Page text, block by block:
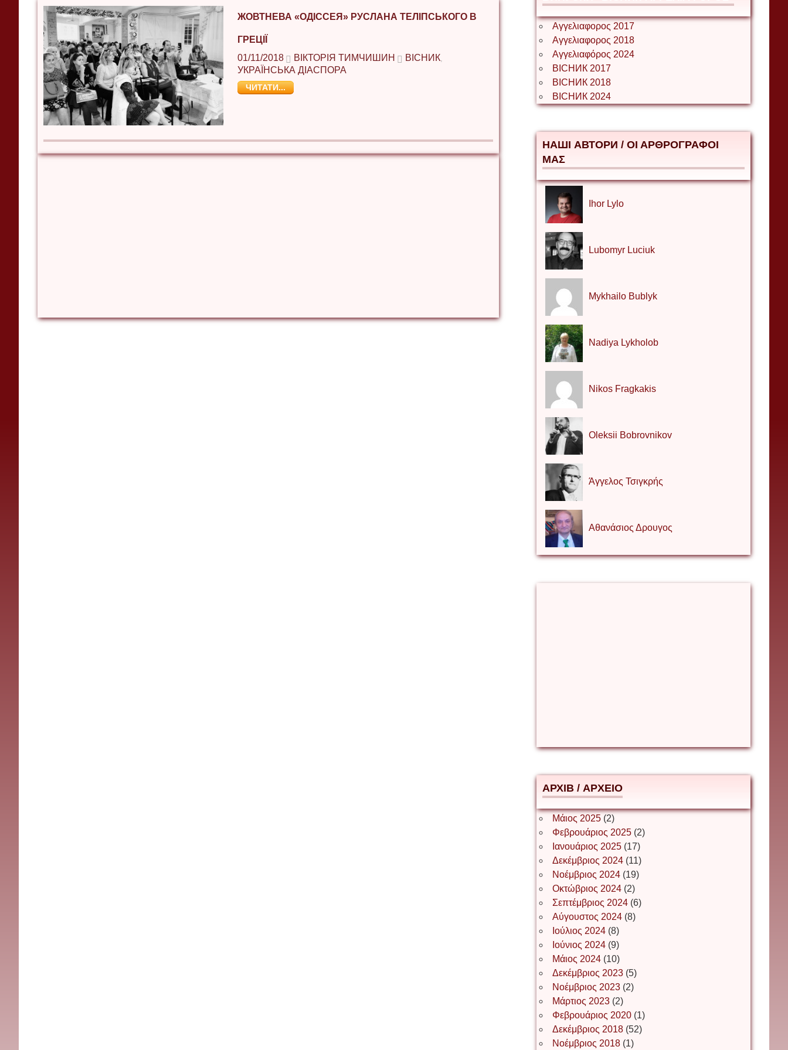
ЖОВТНЕВА «ОДІССЕЯ» РУСЛАНА ТЕЛІПСЬКОГО В
ГРЕЦІЇ
01/11/2018
ВІКТОРІЯ ТИМЧИШИН ВІСНИК
УКРАЇНСЬКА ДІАСПОРА
ЧИТАТИ...
Αγγελιαφορος 2017
Αγγελιαφορος 2018
Αγγελιαφόρος 2024
ВІСНИК 2017
ВІСНИК 2018
ВІСНИК 2024
НАШІ АВТОРИ / ΟΙ ΑΡΘΡΟΓΡΑΦΟΙ
ΜΑΣ
Ihor Lylo
Lubomyr Luciuk
Mykhailo Bublyk
Nadiya Lykholob
Nikos Fragkakis
Oleksii Bobrovnikov
Άγγελος Τσιγκρής
Αθανάσιος Δρουγος
Δημήτριος Ζακοντινός
ΕΥΑΓΓΕΛΟΣ ΜΩΚΟΣ
Ιωάννης Σ. Παπαφλωράτος
ΝΙΚΟΣ ΓΑΤΟΣ
Νίκος Λυγερός
АРХІВ / ΑΡΧΕΙΟ
Μάιος 2025 (2)
Φεβρουάριος 2025 (2)
Ιανουάριος 2025 (17)
Δεκέμβριος 2024 (11)
Νοέμβριος 2024 (19)
Οκτώβριος 2024 (2)
Σεπτέμβριος 2024 (6)
Αύγουστος 2024 (8)
Ιούλιος 2024 (8)
Ιούνιος 2024 (9)
Μάιος 2024 (10)
Δεκέμβριος 2023 (5)
Νοέμβριος 2023 (2)
Μάρτιος 2023 (2)
Φεβρουάριος 2020 (1)
Δεκέμβριος 2018 (52)
Νοέμβριος 2018 (1)